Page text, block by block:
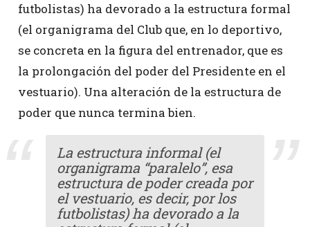
futbolistas) ha devorado a la estructura formal
(el organigrama del Club que, en lo deportivo,
se concreta en la figura del entrenador, que es
la prolongación del poder del Presidente en el
vestuario). Una alteración de la estructura de
poder que nunca termina bien.
La estructura informal (el
organigrama “paralelo”, esa
estructura de poder creada por
el vestuario, es decir, por los
futbolistas) ha devorado a la